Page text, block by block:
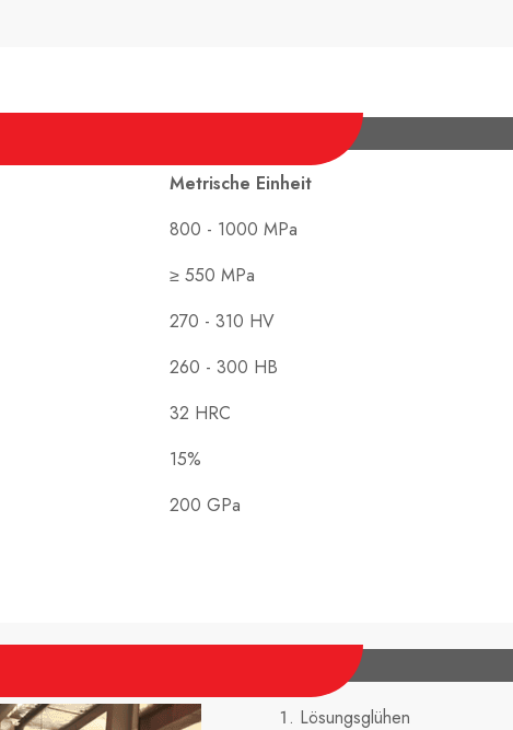
Metrische Einheit
800 - 1000 MPa
≥ 550 MPa
270 - 310 HV
260 - 300 HB
32 HRC
15%
200 GPa
Lösungsglühen